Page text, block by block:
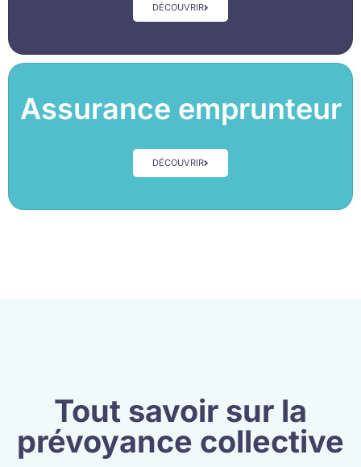
DÉCOUVRIR
Assurance emprunteur
DÉCOUVRIR
Tout savoir sur la
prévoyance collective